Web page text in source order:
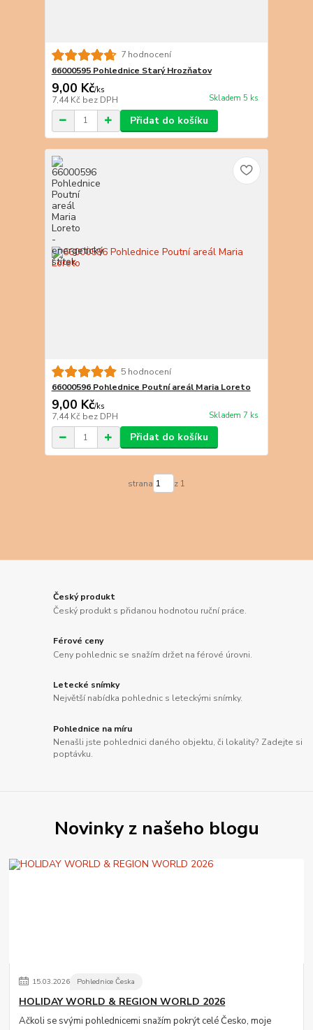
7 hodnocení
66000595 Pohlednice Starý Hrozňatov
9,00 Kč/ks
7,44 Kč bez DPH Skladem 5 ks
Přidat do košíku
5 hodnocení
66000596 Pohlednice Poutní areál Maria Loreto
9,00 Kč/ks
7,44 Kč bez DPH Skladem 7 ks
Přidat do košíku
strana z 1
Český produkt
Český produkt s přidanou hodnotou ruční práce.
Férové ceny
Ceny pohlednic se snažím držet na férové úrovni.
Letecké snímky
Největší nabídka pohlednic s leteckými snímky.
Pohlednice na míru
Nenašli jste pohlednici daného objektu, či lokality? Zadejte si
poptávku.
Novinky z našeho blogu
15.03.2026 Pohlednice Česka
HOLIDAY WORLD & REGION WORLD 2026
Ačkoli se svými pohlednicemi snažím pokrýt celé Česko, moje